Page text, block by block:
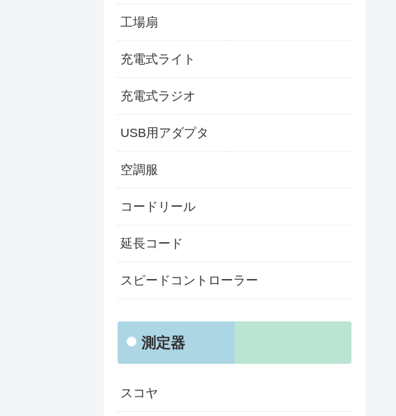
工場扇
充電式ライト
充電式ラジオ
USB用アダプタ
空調服
コードリール
延長コード
スピードコントローラー
測定器
スコヤ